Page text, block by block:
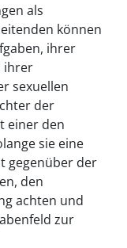
als
können
ihrer
ihrer
sexuellen
der
einer den
sie eine
gegenüber der
den
achten und
zur